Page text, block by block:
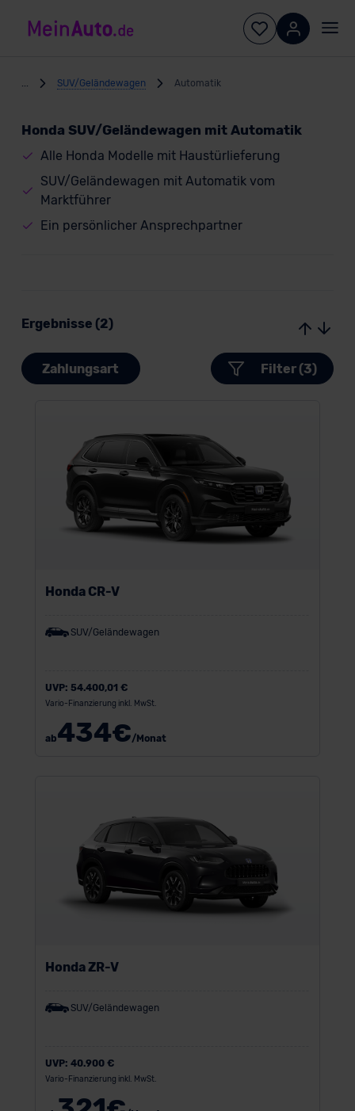
SUV/Geländewagen Automatik
Honda SUV/Geländewagen mit Automatik
Alle Honda Modelle mit Haustürlieferung
SUV/Geländewagen mit Automatik vom
Marktführer
Ein persönlicher Ansprechpartner
Ergebnisse (2)
Zahlungsart Filter (3)
Honda CR-V
SUV/Geländewagen
UVP: 54.400,01 €
Vario-Finanzierung inkl. MwSt.
ab434€/Monat
Honda ZR-V
SUV/Geländewagen
UVP: 40.900 €
Vario-Finanzierung inkl. MwSt.